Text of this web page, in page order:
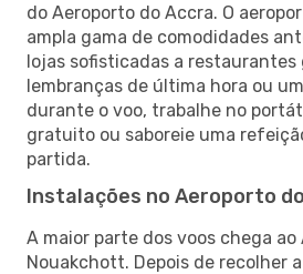
do Aeroporto do Accra. O
ampla gama de comodidades
lojas sofisticadas a restaurantes
lembranças de última hora ou
durante o voo, trabalhe no
gratuito ou saboreie uma
partida.
Instalações no Aeroporto
A maior parte dos voos chega
Nouakchott. Depois de recolher